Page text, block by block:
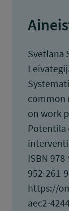
Svetlana
common
on work
Potentila
ISBN
952-261-
https://
aec2-